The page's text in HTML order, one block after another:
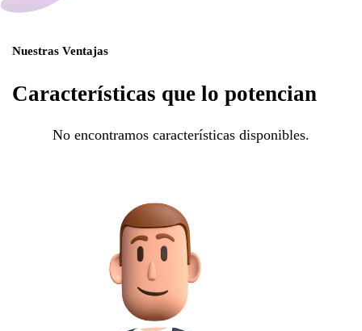
Nuestras Ventajas
Características que lo potencian
No encontramos características disponibles.